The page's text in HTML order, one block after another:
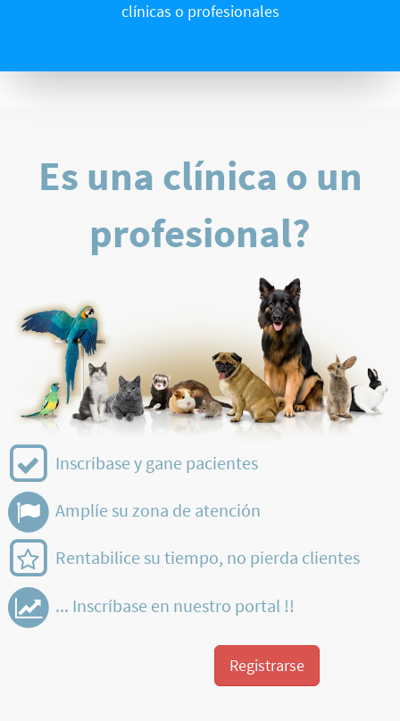
clínicas o profesionales
Es una clínica o un
profesional?
Inscríbase y gane pacientes
Amplíe su zona de atención
Rentabilice su tiempo, no pierda clientes
... Inscríbase en nuestro portal !!
Registrarse